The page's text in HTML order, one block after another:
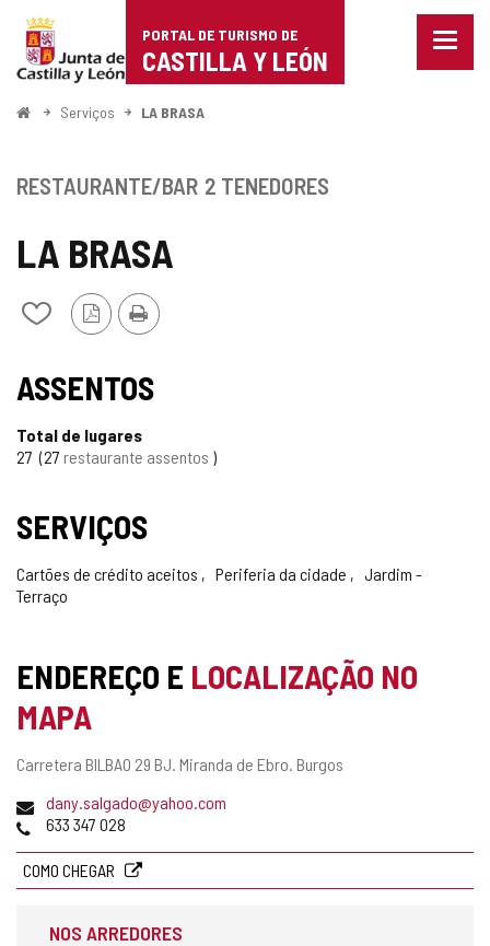
Portal
de
Turismo
Castilla
León
PORTAL DE TURISMO DE
CASTILLA Y LEÓN
Menu
ComeçoServiços LA BRASA
LA BRASA
Adicionar
de
meus
Versão
PDF
Imprimir
RESTAURANTE/BAR 2 TENEDORES
ASSENTOS
Total de lugares
27 27 restaurante assentos
SERVIÇOS
Cartões de crédito aceitos Periferia da cidade
Jardim -
Terraço
ENDEREÇO E LOCALIZAÇÃO NO
MAPA
Endereço
Carretera BILBAO 29 BJ. Miranda de Ebro. Burgos
Endereço
de
dany.salgado@yahoo.com
Telefones
633 347 028
COMO CHEGAR
NOS ARREDORES